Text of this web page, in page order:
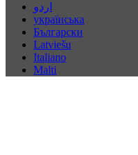
اردو
українська
Български
Latviešu
Italiano
Malti